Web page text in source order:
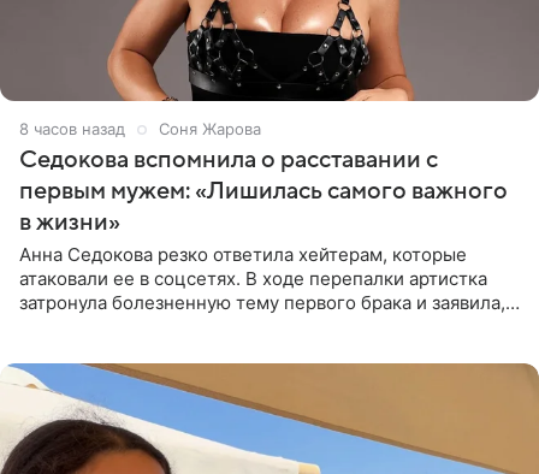
8 часов назад Соня Жарова
Седокова вспомнила о расставании с
первым мужем: «Лишилась самого важного
в жизни»
Анна Седокова резко ответила хейтерам, которые
атаковали ее в соцсетях. В ходе перепалки артистка
затронула болезненную тему первого брака и заявила,